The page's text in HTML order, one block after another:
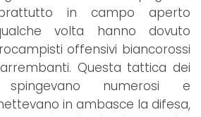
in campo aperto
volta hanno dovuto
offensivi biancorossi
Questa tattica dei
numerosi e
in ambasce la difesa,